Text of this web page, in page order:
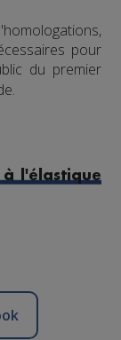
pour
du premier
à l'élastique